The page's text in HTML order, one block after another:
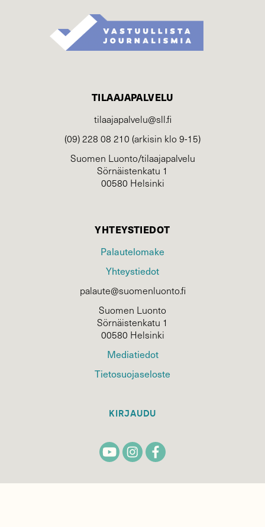
TILAAJAPALVELU
tilaajapalvelu@sll.fi
(09) 228 08 210 (arkisin klo 9-15)
Suomen Luonto/tilaajapalvelu
Sörnäistenkatu 1
00580 Helsinki
YHTEYSTIEDOT
Palautelomake
Yhteystiedot
palaute@suomenluonto.fi
Suomen Luonto
Sörnäistenkatu 1
00580 Helsinki
Mediatiedot
Tietosuojaseloste
KIRJAUDU